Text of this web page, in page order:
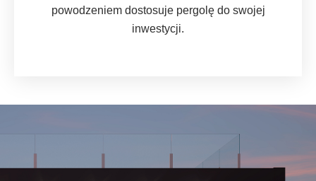
powodzeniem dostosuje pergolę do swojej
inwestycji.